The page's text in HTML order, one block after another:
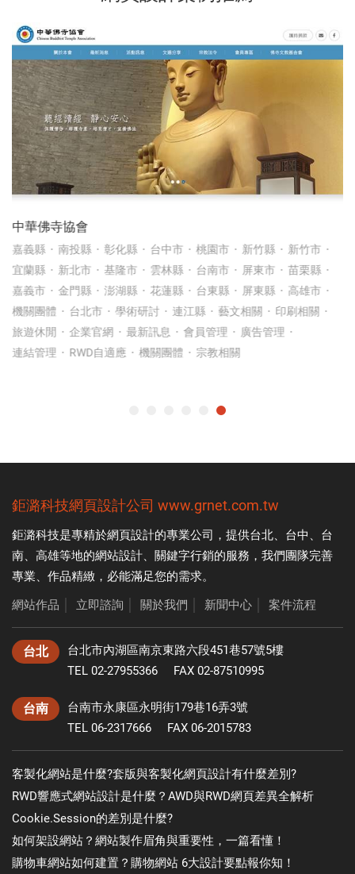
中華佛寺協會
嘉義縣 南投縣 彰化縣 台中市 桃園市 新竹縣
新竹市
宜蘭縣
新北市 基隆市 雲林縣 台南市 屏東市
苗栗縣
嘉義市
金門縣 澎湖縣 花蓮縣 台東縣 屏東縣
高雄市
機關團體
台北市 學術研討 連江縣 藝文相關
印刷相關
旅遊休閒
企業官網 最新訊息 會員管理
廣告管理
連結管理
RWD自適應 機關團體 宗教相關
鉅潞科技網頁設計公司 www.grnet.com.tw
鉅潞科技是專精於網頁設計的專業公司，提供台北、台中、台
南、高雄等地的網站設計、關鍵字行銷的服務，我們團隊完善
專業、作品精緻，必能滿足您的需求。
網站作品
立即諮詢 關於我們 新聞中心 案件流程
台北
台北市內湖區南京東路六段451巷57號5樓
TEL 02-27955366
FAX 02-87510995
台南
台南市永康區永明街179巷16弄3號
TEL 06-2317666
FAX 06-2015783
客製化網站是什麼?套版與客製化網頁設計有什麼差別?
RWD響應式網站設計是什麼？AWD與RWD網頁差異全解析
Cookie.Session的差別是什麼?
如何架設網站？網站製作眉角與重要性，一篇看懂！
購物車網站如何建置？購物網站 6大設計要點報你知！